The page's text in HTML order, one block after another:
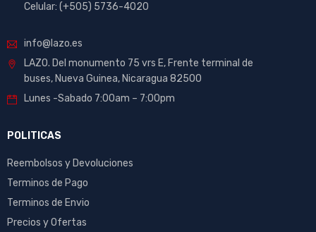
Celular: (+505) 5736-4020
info@lazo.es
LAZO. Del monumento 75 vrs E, Frente terminal de
buses, Nueva Guinea, Nicaragua 82500
Lunes -Sabado 7:00am – 7:00pm
POLITICAS
Reembolsos y Devoluciones
Terminos de Pago
Terminos de Envio
Precios y Ofertas